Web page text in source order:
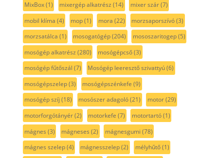
MixBox(1) mixergép alkatrész (14) mixer szár(7)
mobil klíma (4) mop(1) mora (22) morzsaporszívó(3)
morzsatálca (1) mosogatógép(204) mososzaritogep(5)
mosógép alkatrész (280) mosógépcső(3)
mosógép fűtőszál (7) Mosógép leeresztő szivattyú(6)
mosógépszelep(3) mosógépszénkefe (9)
mosógép szíj (18) mosószer adagoló(21) motor(29)
motorforgótányér(2) motorkefe (7) motortartó(1)
mágnes (3) mágneses (2) mágnesgumi (78)
mágnes szelep(4) mágnesszelep(2) mélyhűtő(1)